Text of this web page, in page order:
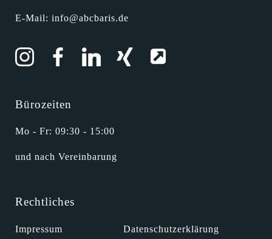
E-Mail: info@abcbaris.de
Bürozeiten
Mo - Fr: 09:30 - 15:00
und nach Vereinbarung
Rechtliches
Impressum Datenschutzerklärung